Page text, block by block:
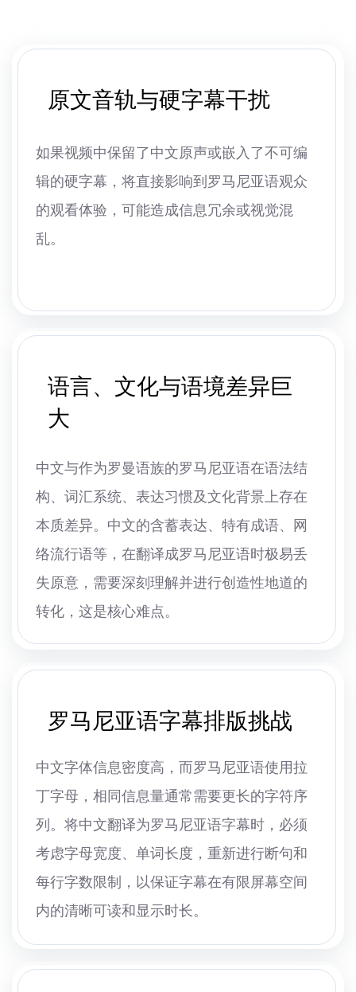
原文音轨与硬字幕干扰
如果视频中保留了中文原声或嵌入了不可编
辑的硬字幕，将直接影响到罗马尼亚语观众
的观看体验，可能造成信息冗余或视觉混
乱。
语言、文化与语境差异巨
大
中文与作为罗曼语族的罗马尼亚语在语法结
构、词汇系统、表达习惯及文化背景上存在
本质差异。中文的含蓄表达、特有成语、网
络流行语等，在翻译成罗马尼亚语时极易丢
失原意，需要深刻理解并进行创造性地道的
转化，这是核心难点。
罗马尼亚语字幕排版挑战
中文字体信息密度高，而罗马尼亚语使用拉
丁字母，相同信息量通常需要更长的字符序
列。将中文翻译为罗马尼亚语字幕时，必须
考虑字母宽度、单词长度，重新进行断句和
每行字数限制，以保证字幕在有限屏幕空间
内的清晰可读和显示时长。